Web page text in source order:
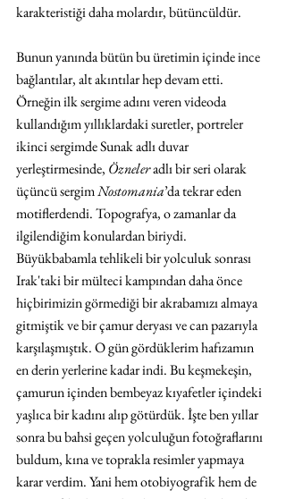
karakteristiği daha molardır, bütüncüldür.
Bunun yanında bütün bu üretimin içinde ince
bağlantılar, alt akıntılar hep devam etti.
Örneğin ilk sergime adını veren videoda
kullandığım yıllıklardaki suretler, portreler
ikinci sergimde Sunak adlı duvar
yerleştirmesinde, Özneler adlı bir seri olarak
üçüncü sergim Nostomania’da tekrar eden
motiflerdendi. Topografya, o zamanlar da
ilgilendiğim konulardan biriydi.
Büyükbabamla tehlikeli bir yolculuk sonrası
Irak'taki bir mülteci kampından daha önce
hiçbirimizin görmediği bir akrabamızı almaya
gitmiştik ve bir çamur deryası ve can pazarıyla
karşılaşmıştık. O gün gördüklerim hafızamın
en derin yerlerine kadar indi. Bu keşmekeşin,
çamurun içinden bembeyaz kıyafetler içindeki
yaşlıca bir kadını alıp götürdük. İşte ben yıllar
sonra bu bahsi geçen yolculuğun fotoğraflarını
buldum, kına ve toprakla resimler yapmaya
karar verdim. Yani hem otobiyografik hem de